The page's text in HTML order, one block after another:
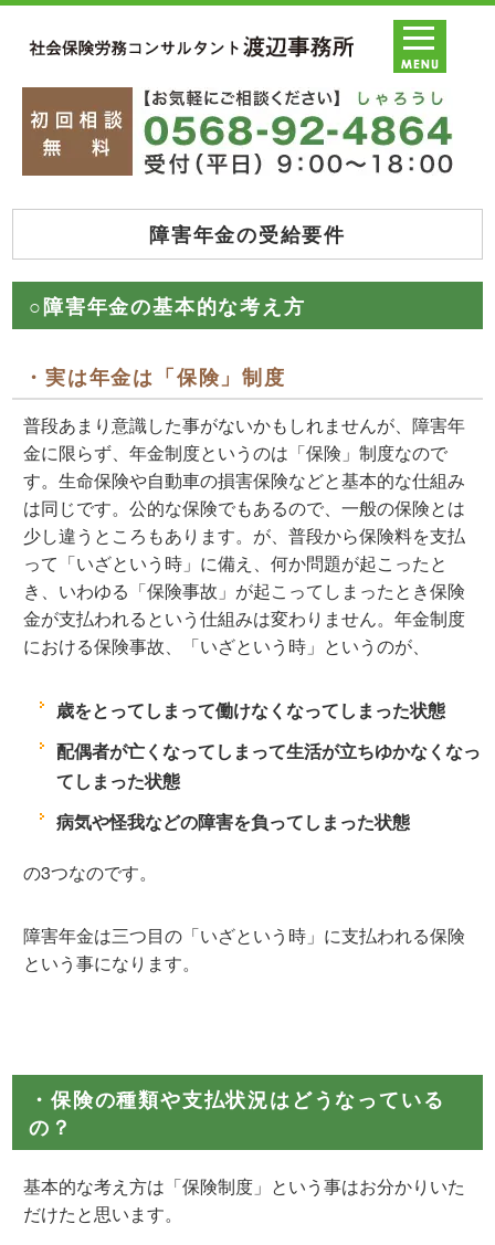
障害年金の受給要件
○障害年金の基本的な考え方
・実は年金は「保険」制度
普段あまり意識した事がないかもしれませんが、障害年
金に限らず、年金制度というのは「保険」制度なので
す。生命保険や自動車の損害保険などと基本的な仕組み
は同じです。公的な保険でもあるので、一般の保険とは
少し違うところもあります。が、普段から保険料を支払
って「いざという時」に備え、何か問題が起こったと
き、いわゆる「保険事故」が起こってしまったとき保険
金が支払われるという仕組みは変わりません。年金制度
における保険事故、「いざという時」というのが、
歳をとってしまって働けなくなってしまった状態
配偶者が亡くなってしまって生活が立ちゆかなくなっ
てしまった状態
病気や怪我などの障害を負ってしまった状態
の3つなのです。
障害年金は三つ目の「いざという時」に支払われる保険
という事になります。
・保険の種類や支払状況はどうなっている
の？
基本的な考え方は「保険制度」という事はお分かりいた
だけたと思います。